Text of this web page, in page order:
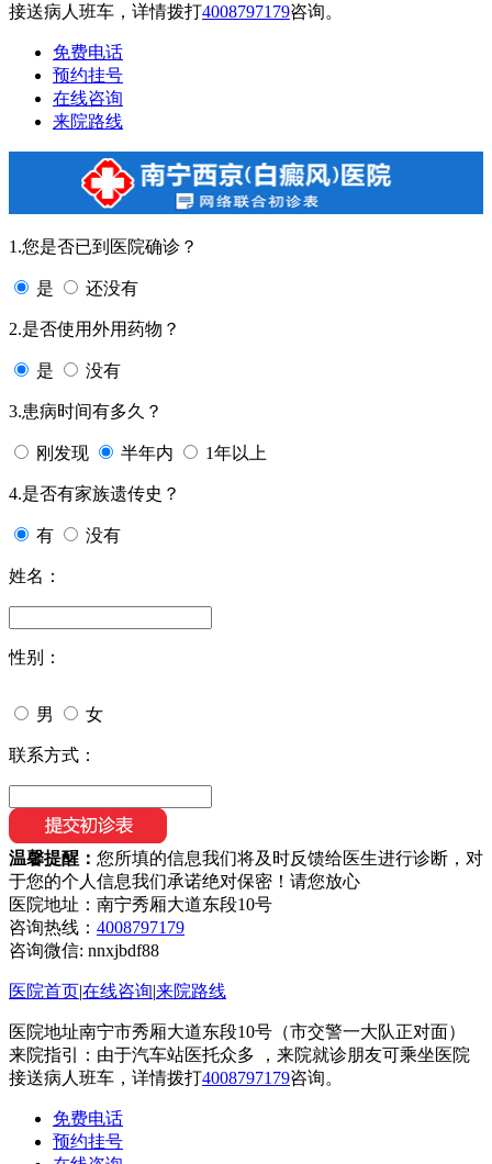
接送病人班车，详情拨打4008797179咨询。
免费电话
预约挂号
在线咨询
来院路线
1.您是否已到医院确诊？
是 还没有
2.是否使用外用药物？
是 没有
3.患病时间有多久？
刚发现 半年内 1年以上
4.是否有家族遗传史？
有 没有
姓名：
性别：
男 女
联系方式：
温馨提醒： 您所填的信息我们将及时反馈给医生进行诊断，对
于您的个人信息我们承诺绝对保密！请您放心
医院地址：南宁秀厢大道东段10号
咨询热线： 4008797179
咨询微信: nnxjbdf88
医院首页|在线咨询|来院路线
医院地址南宁市秀厢大道东段10号（市交警一大队正对面）
来院指引：由于汽车站医托众多 ，来院就诊朋友可乘坐医院
接送病人班车，详情拨打4008797179咨询。
免费电话
预约挂号